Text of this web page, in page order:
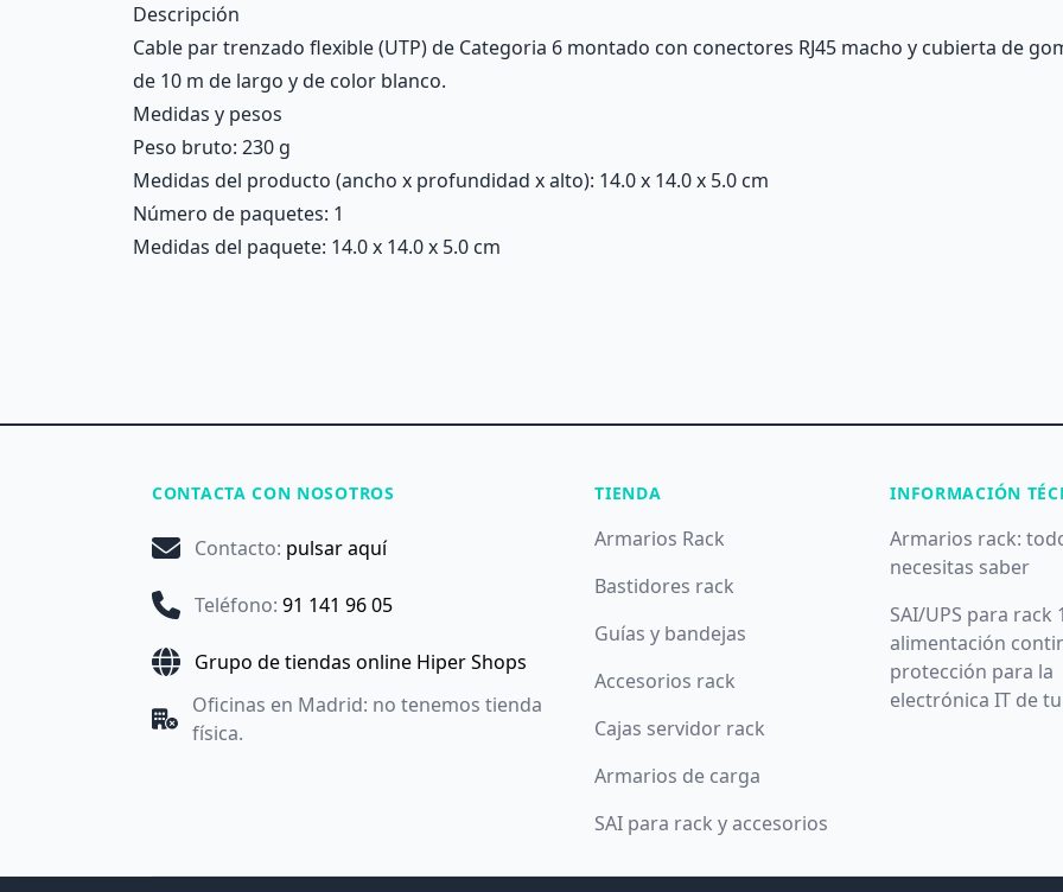
Descripción
Cable par trenzado flexible (UTP) de Categoria 6 montado con conectores RJ45 macho y cubierta de
de 10 m de largo y de color blanco.
Medidas y pesos
Peso bruto: 230 g
Medidas del producto (ancho x profundidad x alto): 14.0 x 14.0 x 5.0 cm
Número de paquetes: 1
Medidas del paquete: 14.0 x 14.0 x 5.0 cm
CONTACTA CON NOSOTROS
Contacto: pulsar aquí
Teléfono: 91 141 96 05
Grupo de tiendas online Hiper Shops
Oficinas en Madrid: no tenemos tienda
física.
TIENDA
Armarios Rack
Bastidores rack
Guías y bandejas
Accesorios rack
Cajas servidor rack
Armarios de carga
SAI para rack y accesorios
INFORMACIÓN
Armarios rack:
necesitas saber
SAI/UPS para rack
alimentación
protección para la
electrónica IT de